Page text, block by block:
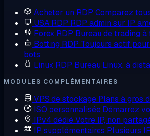
Acheter un RDP Comparez
USA RDP RDP admin sur IP
Forex RDP Bureau de trading
Botting RDP Toujours actif
bots
Linux RDP Bureau Linux, à
MODULES COMPLÉMENTAIRES
VPS de stockage Plans à gros
ISO personnalisée Démarrez
IPv4 dédiéVotre IP, non
IP supplémentaires Plusieurs